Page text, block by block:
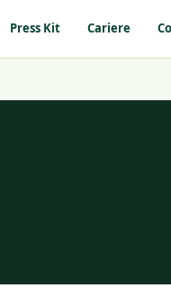
Press Kit Cariere